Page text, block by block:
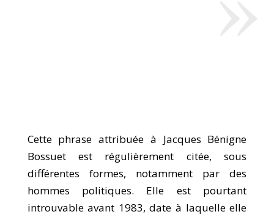
Cette phrase attribuée à Jacques Bénigne
Bossuet est régulièrement citée, sous
différentes formes, notamment par des
hommes politiques. Elle est pourtant
introuvable avant 1983, date à laquelle elle